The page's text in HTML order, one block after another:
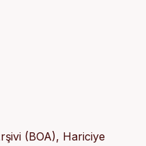
(BOA), Hariciye